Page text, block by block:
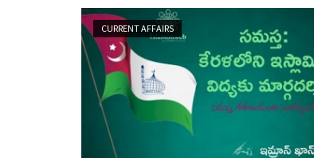
CURRENT AFFAIRS